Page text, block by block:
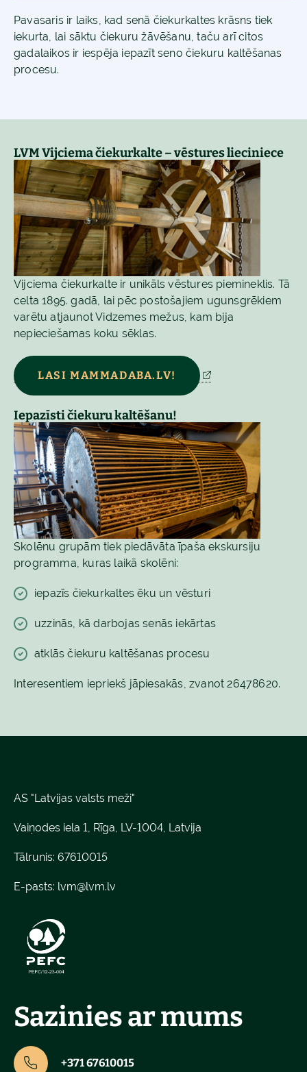
Pavasaris ir laiks, kad senā čiekurkaltes krāsns tiek
iekurta, lai sāktu čiekuru žāvēšanu, taču arī citos
gadalaikos ir iespēja iepazīt seno čiekuru kaltēšanas
procesu.
LVM Vijciema čiekurkalte – vēstures lieciniece
Vijciema čiekurkalte ir unikāls vēstures piemineklis. Tā
celta 1895. gadā, lai pēc postošajiem ugunsgrēkiem
varētu atjaunot Vidzemes mežus, kam bija
nepieciešamas koku sēklas.
LASI MAMMADABA.LV!
Iepazīsti čiekuru kaltēšanu!
Skolēnu grupām tiek piedāvāta īpaša ekskursiju
programma, kuras laikā skolēni:
iepazīs čiekurkaltes ēku un vēsturi
uzzinās, kā darbojas senās iekārtas
atklās čiekuru kaltēšanas procesu
Interesentiem iepriekš jāpiesakās, zvanot 26478620.
AS "Latvijas valsts meži"
Vaiņodes iela 1, Rīga, LV-1004, Latvija
Tālrunis: 67610015
E-pasts: lvm@lvm.lv
Sazinies ar mums
+371 67610015